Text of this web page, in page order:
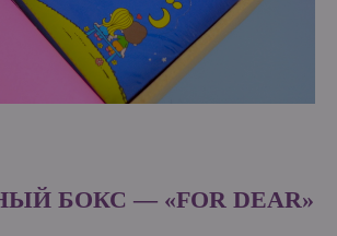
БОКС — «FOR DEAR»